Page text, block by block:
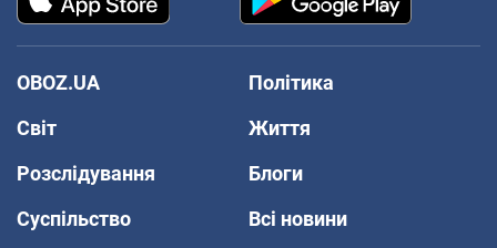
OBOZ.UA
Політика
Світ
Життя
Розслідування
Блоги
Суспільство
Всі новини